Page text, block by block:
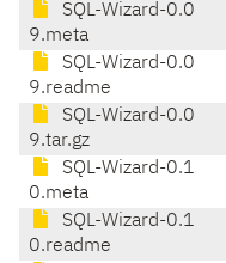
SQL-Wizard-0.0
9.meta
SQL-Wizard-0.0
9.readme
SQL-Wizard-0.0
9.tar.gz
SQL-Wizard-0.1
0.meta
SQL-Wizard-0.1
0.readme